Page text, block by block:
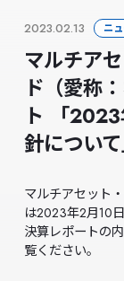
2023.02.13 ニ
マルチア
ド（愛称
ト 「
針について
マルチアセット
は2023年2月10
決算レポートの
覧ください。